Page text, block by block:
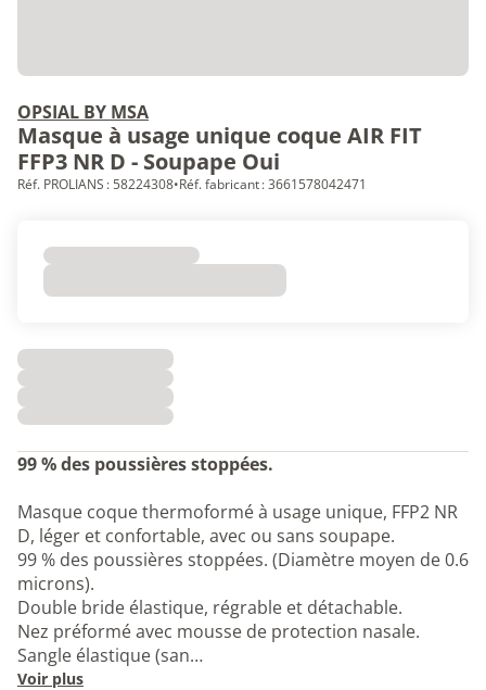
OPSIAL BY MSA
Masque à usage unique coque AIR FIT
FFP3 NR D - Soupape Oui
Réf. PROLIANS : 58224308•Réf. fabricant : 3661578042471
99 % des poussières stoppées.
Masque coque thermoformé à usage unique, FFP2 NR
D, léger et confortable, avec ou sans soupape.
99 % des poussières stoppées. (Diamètre moyen de 0.6
microns).
Double bride élastique, régrable et détachable.
Nez préformé avec mousse de protection nasale.
Sangle élastique (san…
Voir plus